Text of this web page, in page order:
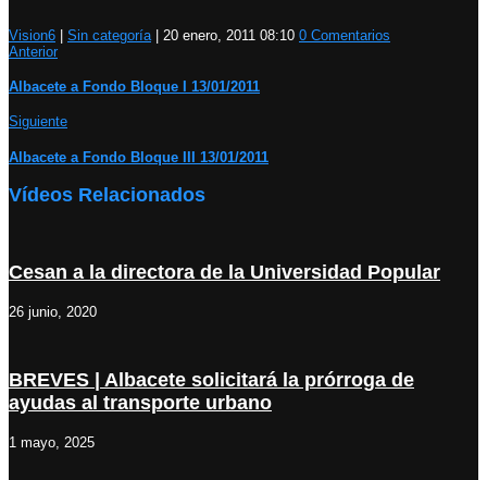
Vision6 Sin categoría 20 enero, 2011 08:10 0 Comentarios
Anterior
Albacete a Fondo Bloque I 13/01/2011
Siguiente
Albacete a Fondo Bloque III 13/01/2011
Vídeos Relacionados
Cesan a la directora de la Universidad Popular
26 junio, 2020
BREVES | Albacete solicitará la prórroga de
ayudas al transporte urbano
1 mayo, 2025